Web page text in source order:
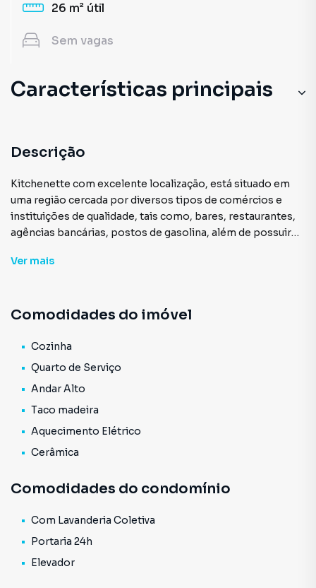
26 m² útil
Sem vagas
Características principais
Cozinha
Portaria 24h
Andar Alto
Descrição
Kitchenette com excelente localização, está situado em
uma região cercada por diversos tipos de comércios e
instituições de qualidade, tais como, bares, restaurantes,
agências bancárias, postos de gasolina, além de possuir
como a vias como Rua Augusta, Avenida Nove de Julho,
imóvel possui sala de estar (dormitório), banheiro social e
estão sujeitos a alterações.
Ver mais
Comodidades do imóvel
Cozinha
Quarto de Serviço
Andar Alto
Taco madeira
Aquecimento Elétrico
Cerâmica
Comodidades do condomínio
Com Lavanderia Coletiva
Portaria 24h
Elevador